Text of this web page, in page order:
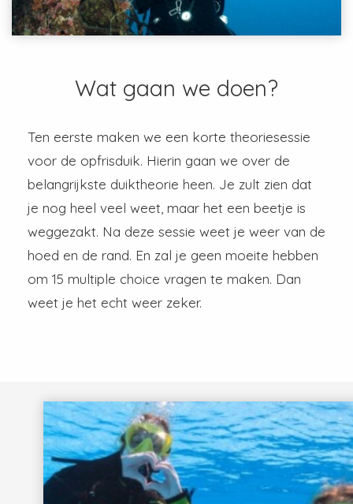
Wat gaan we doen?
Ten eerste maken we een korte theoriesessie
voor de opfrisduik. Hierin gaan we over de
belangrijkste duiktheorie heen. Je zult zien dat
je nog heel veel weet, maar het een beetje is
weggezakt. Na deze sessie weet je weer van de
hoed en de rand. En zal je geen moeite hebben
om 15 multiple choice vragen te maken. Dan
weet je het echt weer zeker.